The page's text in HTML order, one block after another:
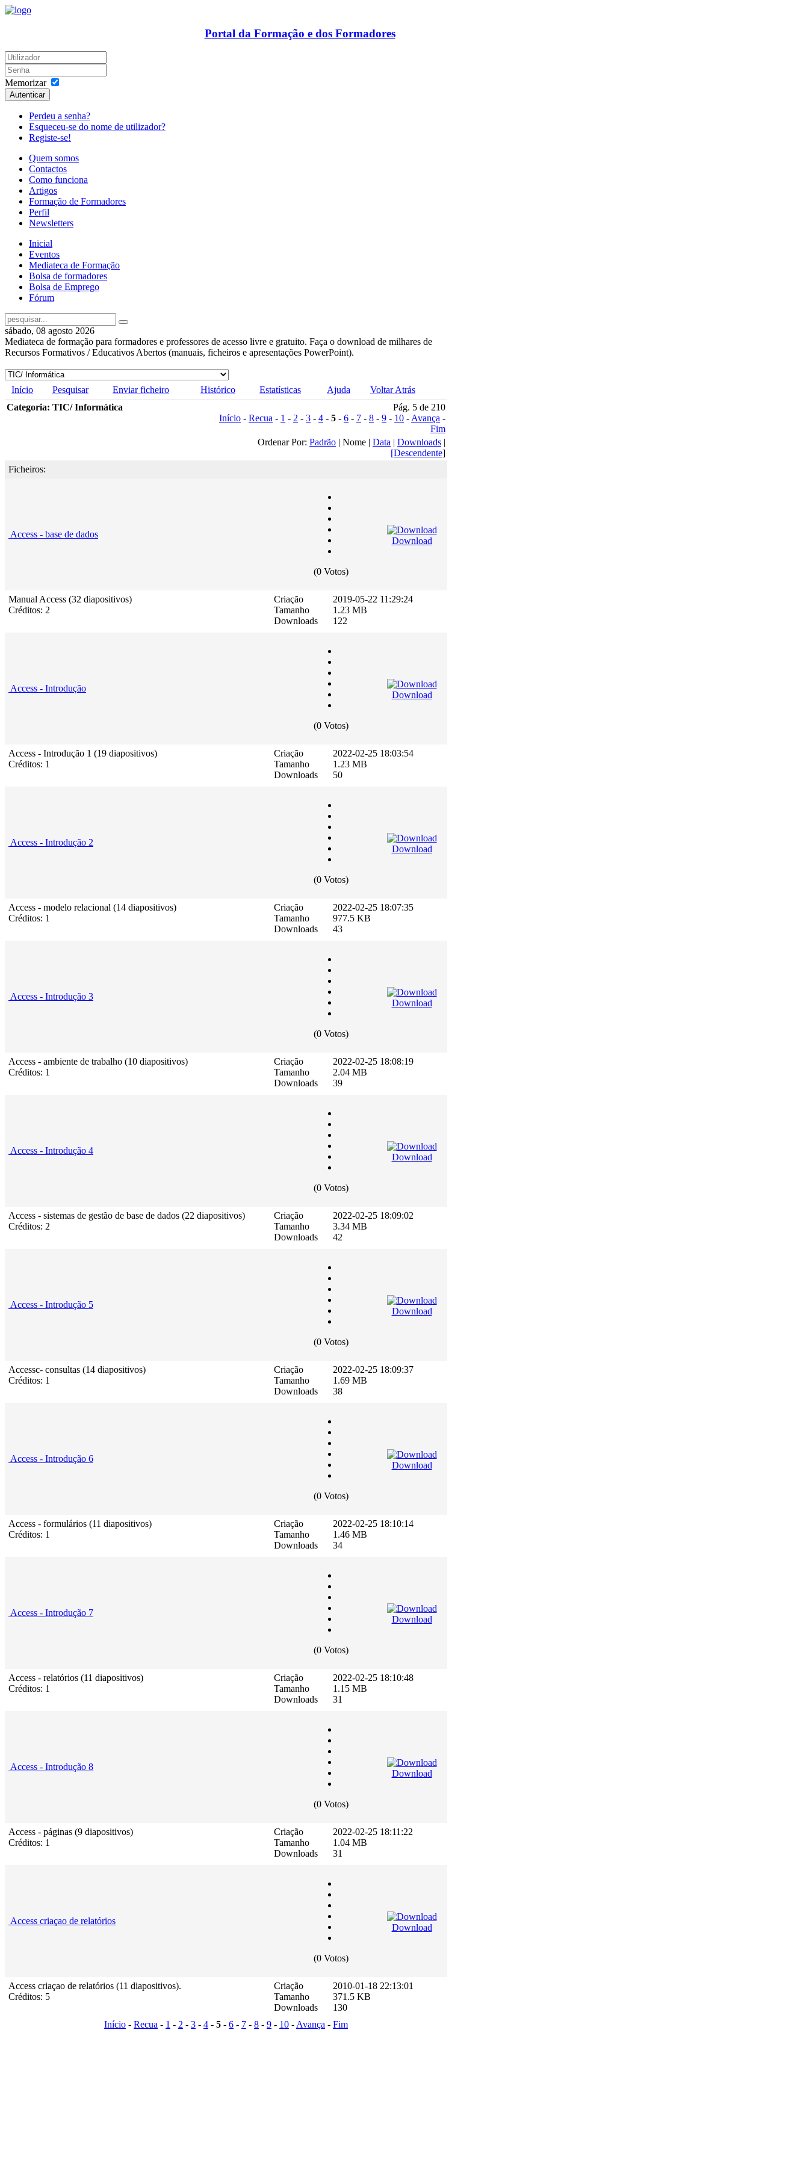
Portal da Formação e dos Formadores
Memorizar
Autenticar
Perdeu a senha?
Esqueceu-se do nome de utilizador?
Registe-se!
Quem somos
Contactos
Como funciona
Artigos
Formação de Formadores
Perfil
Newsletters
Inicial
Eventos
Mediateca de Formação
Bolsa de formadores
Bolsa de Emprego
Fórum
sábado, 08 agosto 2026
Mediateca de formação para formadores e professores de acesso livre e gratuito. Faça o download de milhares de
Recursos Formativos / Educativos Abertos (manuais, ficheiros e apresentações PowerPoint).
Início Pesquisar Enviar ficheiro Histórico Estatísticas Ajuda
Voltar Atrás
Categoria: TIC/ Informática
Pág. 5 de 210
Início - Recua - 1 - 2 - 3 - 4 - 5 - 6 - 7 - 8 - 9 - 10 -Avança -
Fim
Ordenar Por: Padrão | Nome | Data | Downloads |
[Descendente]
Ficheiros:
Access - base de dados
(0 Votos)
Download
Manual Access (32 diapositivos)
Créditos: 2
Criação
Tamanho
Downloads
2019-05-22 11:29:24
1.23 MB
122
Access - Introdução
(0 Votos)
Download
Access - Introdução 1 (19 diapositivos)
Créditos: 1
Criação
Tamanho
Downloads
2022-02-25 18:03:54
1.23 MB
50
Access - Introdução 2
(0 Votos)
Download
Access - modelo relacional (14 diapositivos)
Créditos: 1
Criação
Tamanho
Downloads
2022-02-25 18:07:35
977.5 KB
43
Access - Introdução 3
(0 Votos)
Download
Access - ambiente de trabalho (10 diapositivos)
Créditos: 1
Criação
Tamanho
Downloads
2022-02-25 18:08:19
2.04 MB
39
Access - Introdução 4
(0 Votos)
Download
Access - sistemas de gestão de base de dados (22 diapositivos)
Créditos: 2
Criação
Tamanho
Downloads
2022-02-25 18:09:02
3.34 MB
42
Access - Introdução 5
(0 Votos)
Download
Accessc- consultas (14 diapositivos)
Créditos: 1
Criação
Tamanho
Downloads
2022-02-25 18:09:37
1.69 MB
38
Access - Introdução 6
(0 Votos)
Download
Access - formulários (11 diapositivos)
Créditos: 1
Criação
Tamanho
Downloads
2022-02-25 18:10:14
1.46 MB
34
Access - Introdução 7
(0 Votos)
Download
Access - relatórios (11 diapositivos)
Créditos: 1
Criação
Tamanho
Downloads
2022-02-25 18:10:48
1.15 MB
31
Access - Introdução 8
(0 Votos)
Download
Access - páginas (9 diapositivos)
Créditos: 1
Criação
Tamanho
Downloads
2022-02-25 18:11:22
1.04 MB
31
Access criaçao de relatórios
(0 Votos)
Download
Access criaçao de relatórios (11 diapositivos).
Créditos: 5
Criação
Tamanho
Downloads
2010-01-18 22:13:01
371.5 KB
130
Início - Recua - 1 - 2 - 3 - 4 - 5 - 6 - 7 - 8 - 9 - 10 -Avança - Fim